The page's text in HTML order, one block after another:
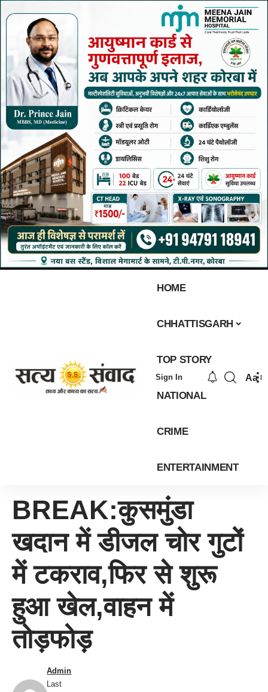
HOME
CHHATTISGARH
TOP STORY
NATIONAL
CRIME
ENTERTAINMENT
Sign In Aa
BREAK:कुसमुंडा
खदान में डीजल चोर गुटों
में टकराव,फिर से शुरू
हुआ खेल,वाहन में
तोड़फोड़
Last
Admin